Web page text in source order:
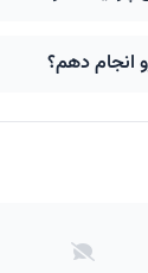
انجام دهم؟